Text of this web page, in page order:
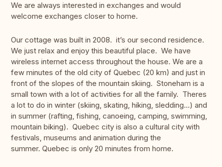
We are always interested in exchanges and would
welcome exchanges closer to home.
Our cottage was built in 2008. it’s our second residence.
We just relax and enjoy this beautiful place. We have
wireless internet access throughout the house. We are a
few minutes of the old city of Quebec (20 km) and just in
front of the slopes of the mountain skiing. Stoneham is a
small town with a lot of activities for all the family. Theres
a lot to do in winter (skiing, skating, hiking, sledding...) and
in summer (rafting, fishing, canoeing, camping, swimming,
mountain biking). Quebec city is also a cultural city with
festivals, museums and animation during the
summer. Quebec is only 20 minutes from home.